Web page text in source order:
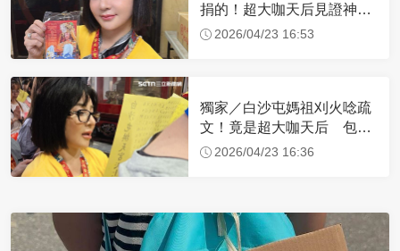
捐的！超大咖天后見證神
蹟 一靠近媽祖就爆哭
2026/04/23 16:53
獨家／白沙屯媽祖刈火唸疏
文！竟是超大咖天后 包尿
布忍尿5小時不喊累
2026/04/23 16:36